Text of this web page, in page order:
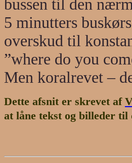
bussen til den
5 minutters
overskud til
”where do you
Men koralrevet –
Dette afsnit er skrevet af
at låne tekst og billeder til